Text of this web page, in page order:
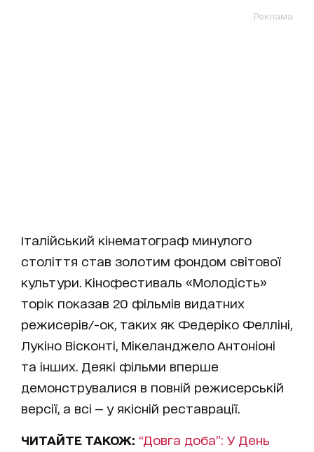
Реклама
Італійський кінематограф минулого
століття став золотим фондом світової
культури. Кінофестиваль «Молодість»
торік показав 20 фільмів видатних
режисерів/-ок, таких як Федеріко Фелліні,
Лукіно Вісконті, Мікеланджело Антоніоні
та інших. Деякі фільми вперше
демонструвалися в повній режисерській
версії, а всі — у якісній реставрації.
ЧИТАЙТЕ ТАКОЖ: “Довга доба”: У День